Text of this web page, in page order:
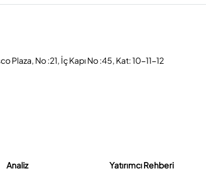
Plaza, No :21, İç Kapı No :45, Kat: 10-11-12
Analiz
Yatırımcı Rehberi